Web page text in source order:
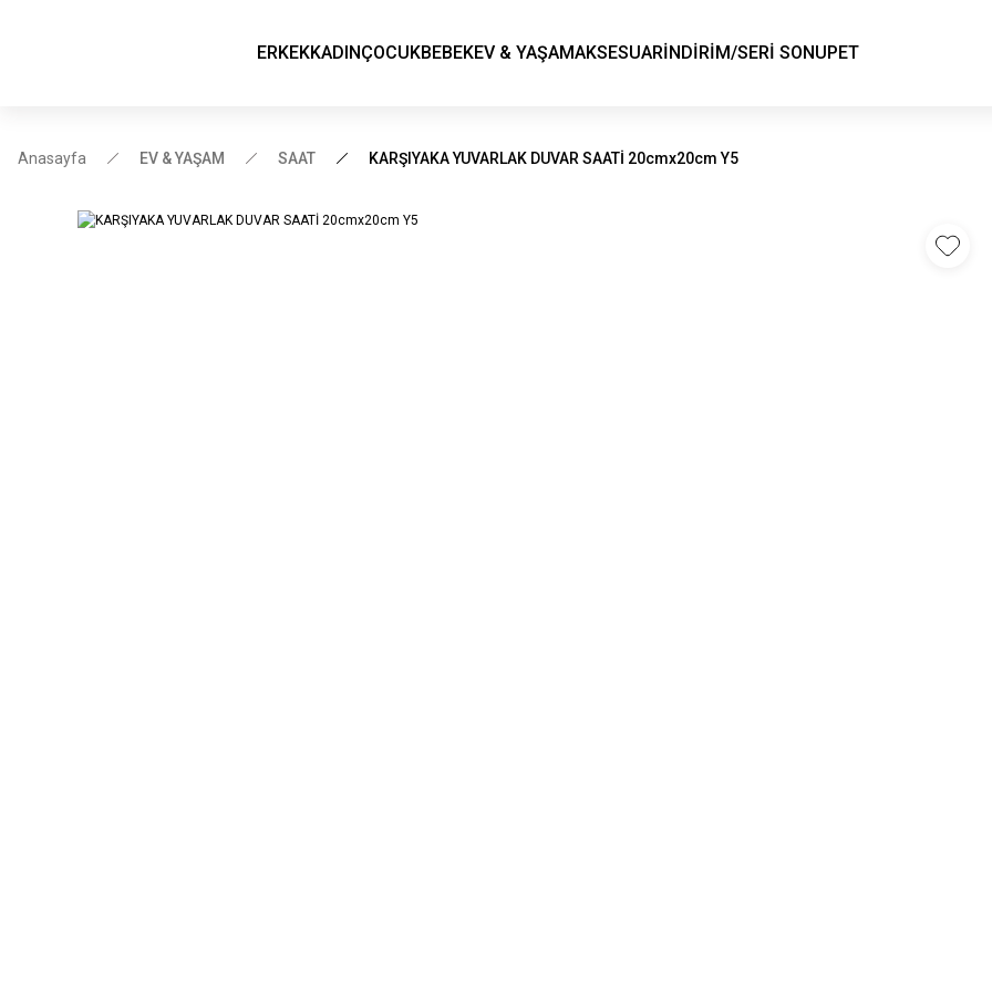
ERKEKKADINÇOCUKBEBEKEV & YAŞAMAKSESUARİNDİRİM/SERİ SONUPET
Anasayfa EV & YAŞAM SAAT KARŞIYAKA YUVARLAK DUVAR SAATİ 20cmx20cm Y5